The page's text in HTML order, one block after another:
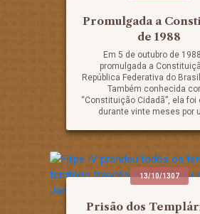
Promulgada a
de 1988
Em 5 de outubro de
promulgada a
República Federativa do
Também conhecida
“Constituição Cidadã”, ela foi
durante vinte meses por
13/10/1307
Prisão dos